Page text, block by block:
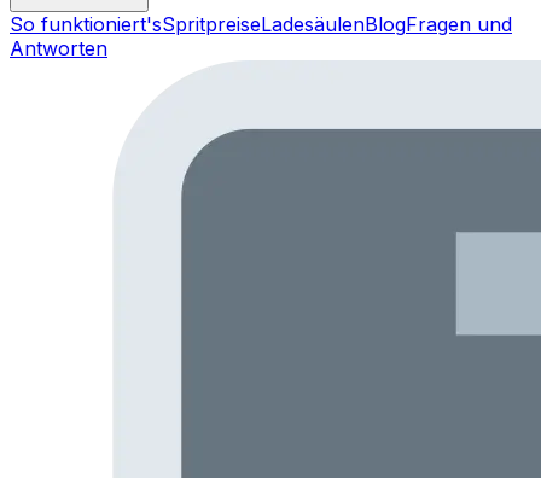
So funktioniert'sSpritpreiseLadesäulenBlogFragen und
Antworten